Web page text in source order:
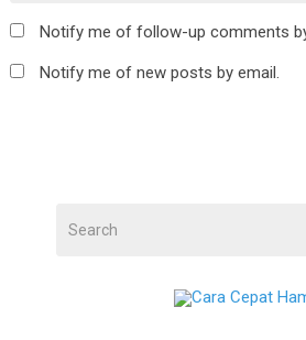
Notify me of follow-up comments
Notify me of new posts by email.